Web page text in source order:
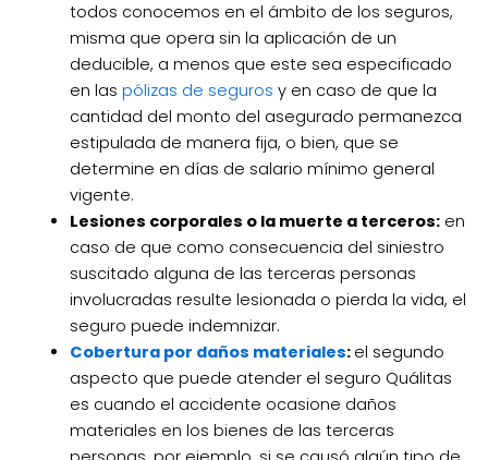
todos conocemos en el ámbito de los seguros,
misma que opera sin la aplicación de un
deducible, a menos que este sea especificado
en las pólizas de seguros y en caso de que la
cantidad del monto del asegurado permanezca
estipulada de manera fija, o bien, que se
determine en días de salario mínimo general
vigente.
Lesiones corporales o la muerte a terceros:en
caso de que como consecuencia del siniestro
suscitado alguna de las terceras personas
involucradas resulte lesionada o pierda la vida, el
seguro puede indemnizar.
Cobertura por daños materiales: el segundo
aspecto que puede atender el seguro Quálitas
es cuando el accidente ocasione daños
materiales en los bienes de las terceras